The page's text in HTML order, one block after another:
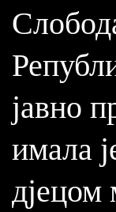
јавно
имала
дјецом